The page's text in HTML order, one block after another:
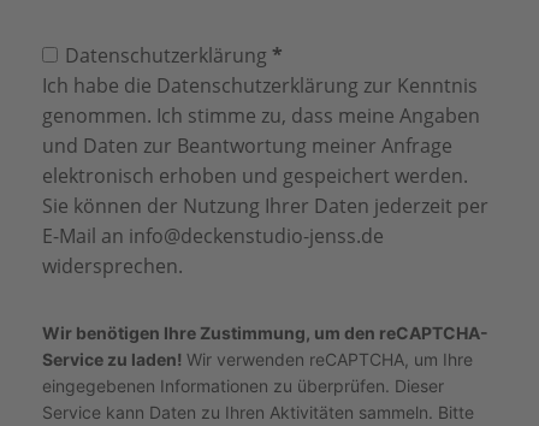
Datenschutzerklärung (required)
*
Ich habe die Datenschutzerklärung zur Kenntnis
genommen. Ich stimme zu, dass meine Angaben
und Daten zur Beantwortung meiner Anfrage
elektronisch erhoben und gespeichert werden.
Sie können der Nutzung Ihrer Daten jederzeit per
E-Mail an info@deckenstudio-jenss.de
widersprechen.
Wir benötigen Ihre Zustimmung, um den reCAPTCHA-
Service zu laden! Wir verwenden reCAPTCHA, um Ihre
eingegebenen Informationen zu überprüfen. Dieser
Service kann Daten zu Ihren Aktivitäten sammeln. Bitte